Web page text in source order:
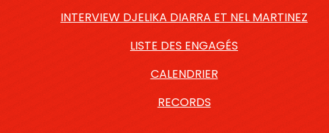
INTERVIEW DJELIKA DIARRA ET NEL MARTINEZ
LISTE DES ENGAGÉS
CALENDRIER
RECORDS